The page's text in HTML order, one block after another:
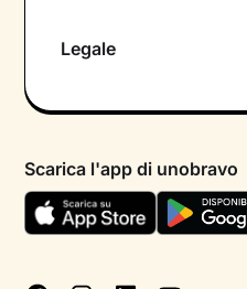
Psicologo in chat
Aiuto urgente
FAQ
Legale
Termini e condizioni
Informativa Privacy
Scarica l'app di unobravo